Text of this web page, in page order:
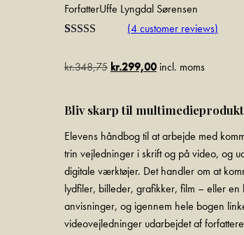
ForfatterUffe Lyngdal Sørensen
based on
(4customer reviews)
kr.348,75 kr.299,00incl. moms
Bliv skarp til
Elevens håndbog til at arbejde med
trin vejledninger i skrift og på video, og
digitale værktøjer. Det handler om at
lydfiler, billeder, grafikker, film – eller
anvisninger, og igennem hele bogen
videovejledninger udarbejdet af